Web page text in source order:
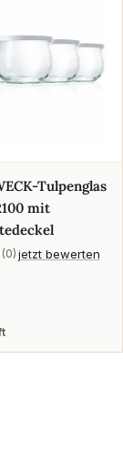
Tulpenglas
mit
(0) jetzt bewerten